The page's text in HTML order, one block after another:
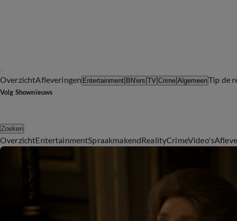
OverzichtAfleveringen Entertainment BN'ers TV Crime AlgemeenTip de
Volg Shownieuws
Zoeken
OverzichtEntertainmentSpraakmakendRealityCrimeVideo's